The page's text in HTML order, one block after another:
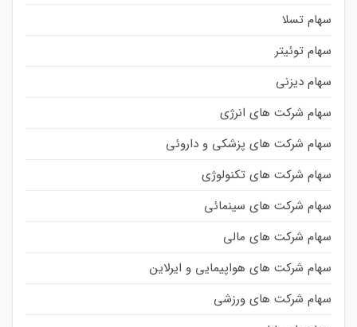
سهام تسلا
سهام توئیتر
سهام دیزنی
سهام شرکت های انرژی
سهام شرکت های پزشکی و داروئی
سهام شرکت های تکنولوژی
سهام شرکت های سینمائی
سهام شرکت های مالی
سهام شرکت های هواپیمایی و ایرلاین
سهام شرکت های ورزشی